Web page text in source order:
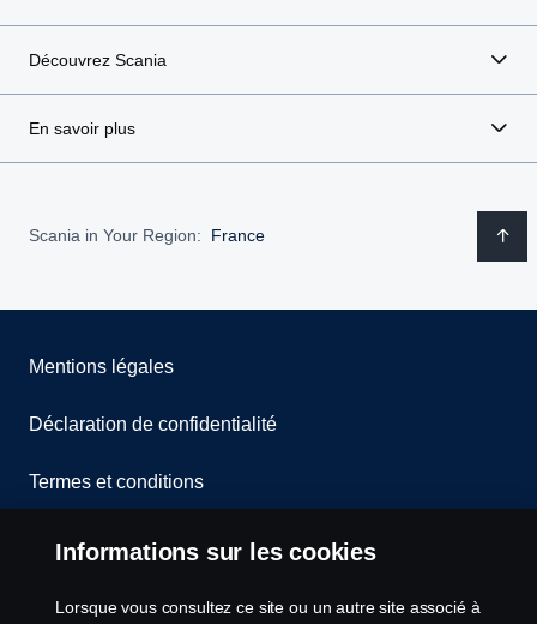
Découvrez Scania
En savoir plus
Scania in Your Region: France
Mentions légales
Déclaration de confidentialité
Termes et conditions
Contactez-nous
Lanceurs d’alerte
Informations sur les cookies
Lorsque vous consultez ce site ou un autre site associé à